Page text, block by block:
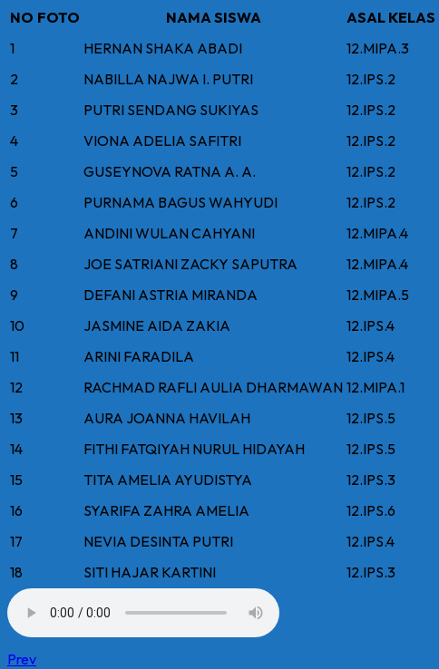
NO FOTO NAMA SISWA ASAL KELAS
1
HERNAN SHAKA ABADI 12.MIPA.3
2
NABILLA NAJWA I. PUTRI 12.IPS.2
3
PUTRI SENDANG SUKIYAS 12.IPS.2
4
VIONA ADELIA SAFITRI 12.IPS.2
5
GUSEYNOVA RATNA A. A. 12.IPS.2
6
PURNAMA BAGUS WAHYUDI 12.IPS.2
7
ANDINI WULAN CAHYANI 12.MIPA.4
8
JOE SATRIANI ZACKY SAPUTRA 12.MIPA.4
9
DEFANI ASTRIA MIRANDA 12.MIPA.5
10
JASMINE AIDA ZAKIA 12.IPS.4
11
ARINI FARADILA 12.IPS.4
12
RACHMAD RAFLI AULIA DHARMAWAN 12.MIPA.1
13
AURA JOANNA HAVILAH 12.IPS.5
14
FITHI FATQIYAH NURUL HIDAYAH 12.IPS.5
15
TITA AMELIA AYUDISTYA 12.IPS.3
16
SYARIFA ZAHRA AMELIA 12.IPS.6
17
NEVIA DESINTA PUTRI 12.IPS.4
18
SITI HAJAR KARTINI 12.IPS.3
Prev